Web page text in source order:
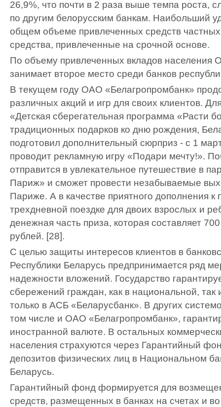
26,9%, что почти в 2 раза выше темпа роста,
по другим белорусским банкам. Наибольший
общем объеме привлеченных средств
средства, привлеченные на срочной основе.
По объему привлеченных вкладов населения
занимает второе место среди банков
В текущем году ОАО «Белагропромбанк»
различных акций и игр для своих клиентов.
«Детская сберегательная программа «Расти
традиционных подарков ко дню рождения,
подготовил дополнительный сюрприз - с 1
проводит рекламную игру «Подари мечту!».
отправится в увлекательное путешествие в
Париж» и сможет провести незабываемые
Париже. А в качестве приятного дополнения к
трехдневной поездке для двоих взрослых и
денежная часть приза, которая составляет
рублей. [28].
С целью защиты интересов клиентов в
Республики Беларусь предпринимается ряд
надежности вложений. Государство
сбережений граждан, как в национальной, так
только в АСБ «Беларусбанк». В других
том числе и ОАО «Белагропромбанк»,
иностранной валюте. В остальных
населения страхуются через Гарантийный
депозитов физических лиц в Национальном
Беларусь.
Гарантийный фонд формируется для
средств, размещенных в банках на счетах и